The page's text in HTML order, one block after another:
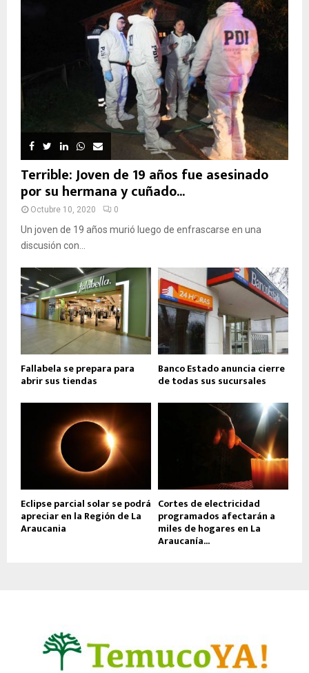
Terrible: Joven de 19 años fue asesinado
por su hermana y cuñado...
Octubre 10, 2020 0
Un joven de 19 años murió luego de enfrascarse en una
discusión con...
Fallabela se prepara para
abrir sus tiendas
Banco Estado anuncia cierre
de todas sus sucursales
Eclipse parcial solar se podrá
apreciar en la Región de La
Araucania
Cortes de electricidad
programados afectarán a
miles de hogares en La
Araucanía...